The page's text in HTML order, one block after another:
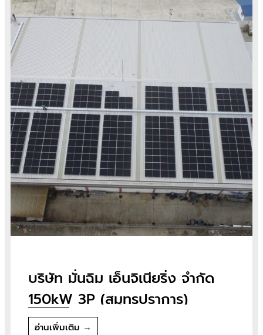
บริษัท มั่นฉิม เอ็นจิเนียริ่ง จำกัด
150kW 3P (สมุทรปราการ)
อ่านเพิ่มเติม →